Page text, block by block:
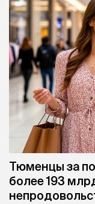
Тюменцы за
более 193